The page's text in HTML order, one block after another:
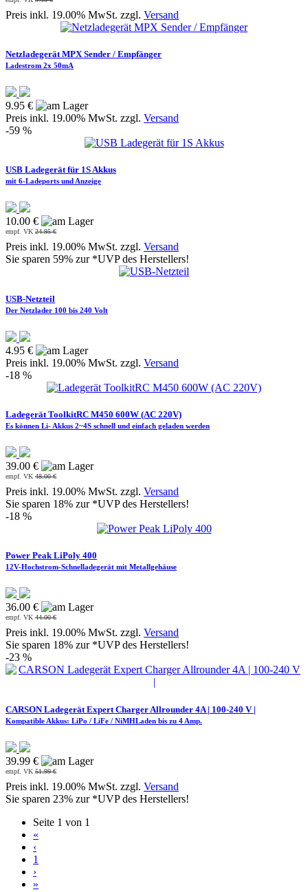
Preis inkl. 19.00% MwSt. zzgl. Versand
Netzladegerät MPX Sender / Empfänger
Ladestrom 2x 50mA
9.95 €
Preis inkl. 19.00% MwSt. zzgl. Versand
-59 %
USB Ladegerät für 1S Akkus
mit 6-Ladeports und Anzeige
10.00 €
empf. VK 24.95 €
Preis inkl. 19.00% MwSt. zzgl. Versand
Sie sparen 59% zur *UVP des Herstellers!
USB-Netzteil
Der Netzlader 100 bis 240 Volt
4.95 €
Preis inkl. 19.00% MwSt. zzgl. Versand
-18 %
Ladegerät ToolkitRC M450 600W (AC 220V)
Es können Li- Akkus 2~4S schnell und einfach geladen werden
39.00 €
empf. VK 48.00 €
Preis inkl. 19.00% MwSt. zzgl. Versand
Sie sparen 18% zur *UVP des Herstellers!
-18 %
Power Peak LiPoly 400
12V-Hochstrom-Schnelladegerät mit Metallgehäuse
36.00 €
empf. VK 44.00 €
Preis inkl. 19.00% MwSt. zzgl. Versand
Sie sparen 18% zur *UVP des Herstellers!
-23 %
CARSON Ladegerät Expert Charger Allrounder 4A | 100-240 V |
Kompatible Akkus: LiPo / LiFe / NiMHLaden bis zu 4 Amp.
39.99 €
empf. VK 51.99 €
Preis inkl. 19.00% MwSt. zzgl. Versand
Sie sparen 23% zur *UVP des Herstellers!
Seite 1 von 1
«
‹
1
›
»